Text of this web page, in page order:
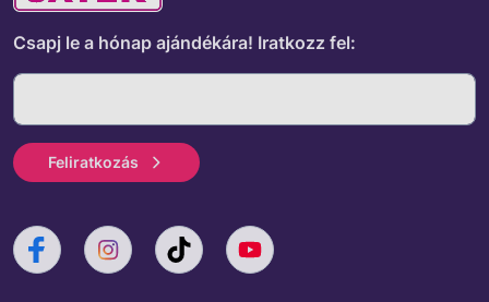
Csapj le a hónap ajándékára! Iratkozz fel:
Feliratkozás